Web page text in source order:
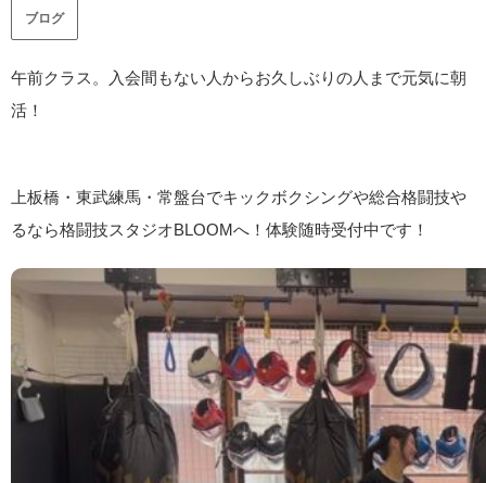
ブログ
午前クラス。入会間もない人からお久しぶりの人まで元気に朝
活！
上板橋・東武練馬・常盤台でキックボクシングや総合格闘技や
るなら格闘技スタジオBLOOMへ！体験随時受付中です！